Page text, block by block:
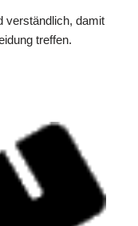
verständlich, damit
treffen.